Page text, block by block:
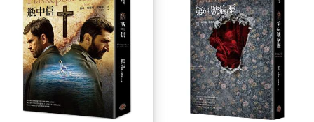
裁，反而先輕生了斷，你們難道不覺得沮喪嗎？」
卡爾聳了聳肩。蘿思的確火冒三丈，但我他媽的壓根不在乎，只
要少了一個得花心思的混帳就好。
「這案子應該不是你打電話來的原因吧？」他把香菸放進嘴裡，
抬起頭。才一點半，現在就把今天的配額用完還太早，也許他應
該再把分量提高。
「應該說是也不是。我是因為布拉霍伊案，同時也是因為你們這
幾年破獲的案子打來的。你們的表現令人佩服。正如剛才所說，